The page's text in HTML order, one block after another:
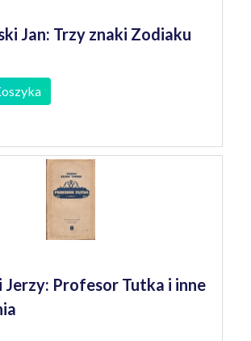
Jan: Trzy znaki Zodiaku
Jerzy: Profesor Tutka i inne